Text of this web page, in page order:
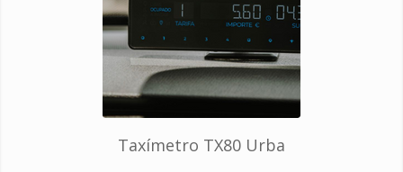
Taxímetro TX80 Urba